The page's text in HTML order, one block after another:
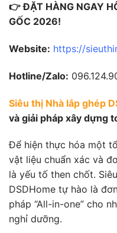
👉 ĐẶT HÀNG NGAY
GỐC 2026!
Website: https://
Hotline/Zalo:
Siêu thị Nhà lắp ghép
và giải pháp xây dựng
Để hiện thực hóa một
vật liệu chuẩn xác và
là yếu tố then chốt.
DSDHome tự hào là
pháp “All-in-one” cho
nghỉ dưỡng.